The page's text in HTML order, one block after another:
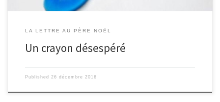
LA LETTRE AU PÈRE NOËL
Un crayon désespéré
Published 26 décembre 2016